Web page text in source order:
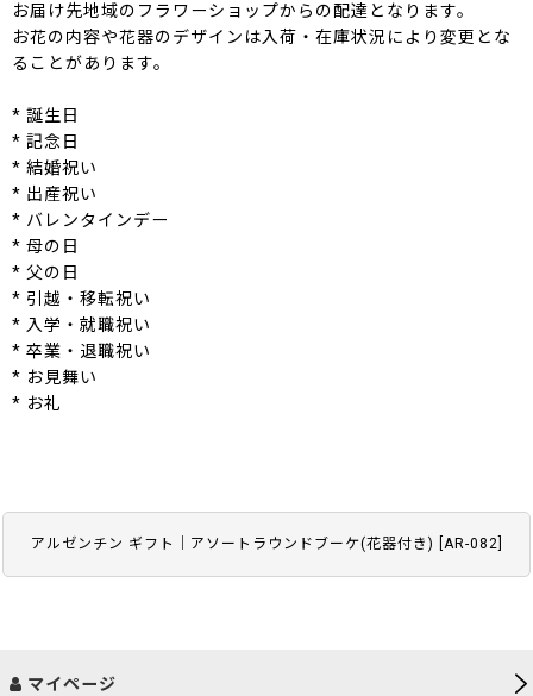
アルゼンチン ギフト｜アソートラウンドブーケ(花器付き) AR-082
お届け先地域のフラワーショップからの配達となります。
お花の内容や花器のデザインは入荷・在庫状況により変更とな
ることがあります。
* 誕生日
* 記念日
* 結婚祝い
* 出産祝い
* バレンタインデー
* 母の日
* 父の日
* 引越・移転祝い
* 入学・就職祝い
* 卒業・退職祝い
* お見舞い
* お礼
マイページ